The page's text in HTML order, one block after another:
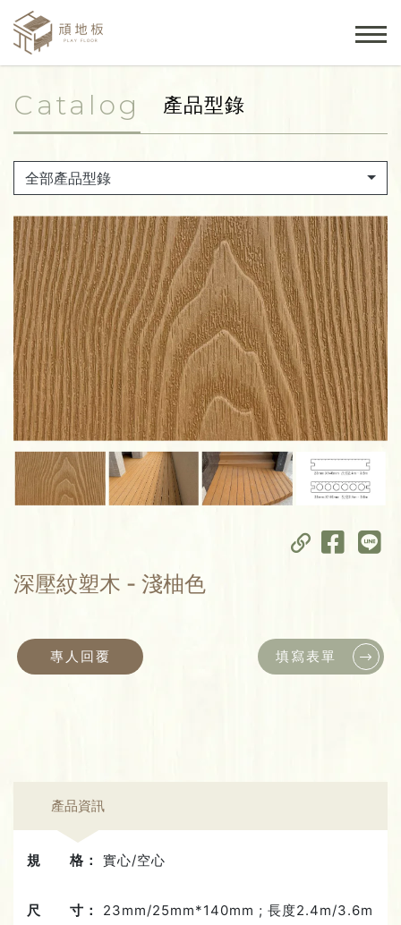
Catalog 產品型錄
全部產品型錄
深壓紋塑木 - 淺柚色
專人回覆 填寫表單
產品資訊
規 格： 實心/空心
尺 寸： 23mm/25mm*140mm ; 長度2.4m/3.6m